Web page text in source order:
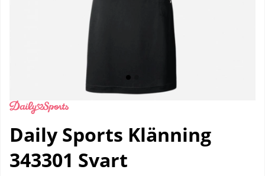
Daily Sports Klänning
343301 Svart